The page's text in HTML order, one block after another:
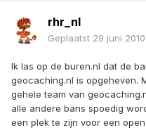
rhr_nl
Geplaatst 29 juni 2010
Ik las op de buren.nl dat de
geocaching.nl is opgeheven.
gehele team van
alle andere bans spoedig
een plek te zijn voor een